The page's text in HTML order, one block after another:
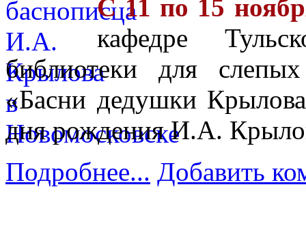
С 11 по 15
кафедре
библиотеки для
«Басни дедушки
дня рождения И.А.
Подробнее... Добавить